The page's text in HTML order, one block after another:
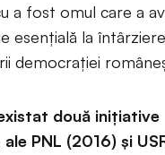
a fost omul care a
esențială la
democrației
două inițiative
PNL (2016) și